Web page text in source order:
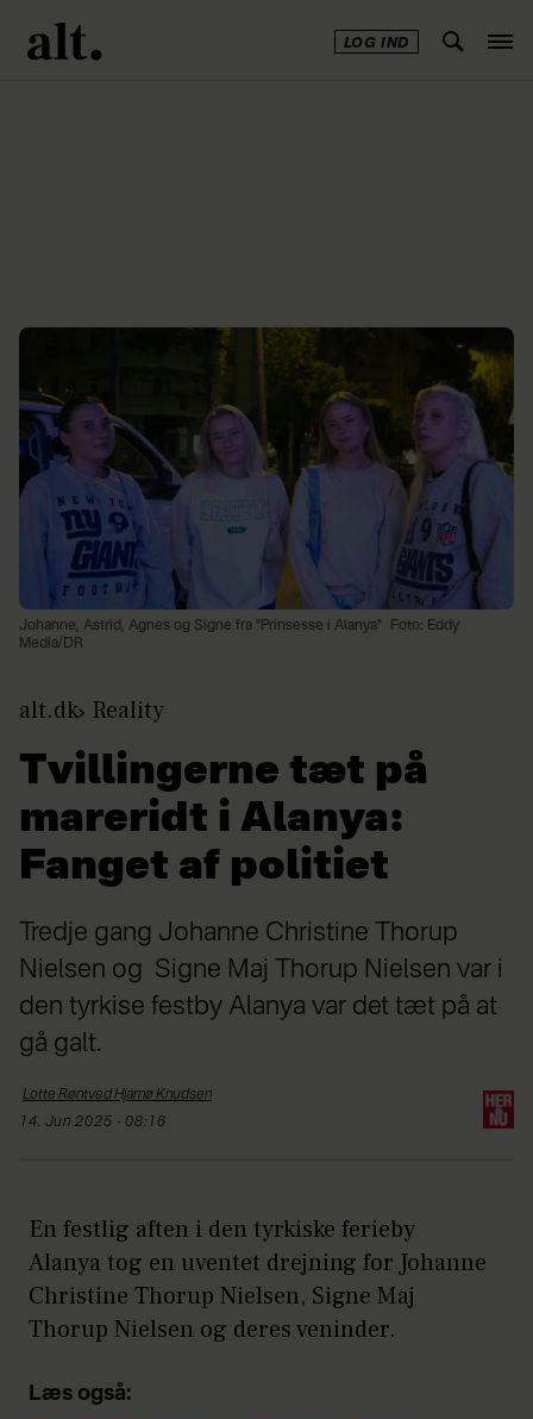
LOG IND
Johanne, Astrid, Agnes og Signe fra "Prinsesse i Alanya"
Foto: Eddy
Media/DR
alt.dk Reality
Tvillingerne tæt på
mareridt i Alanya:
Fanget af politiet
Tredje gang Johanne Christine Thorup
Nielsen og Signe Maj Thorup Nielsen var i
den tyrkise festby Alanya var det tæt på at
gå galt.
Lotte Røntved HjarnøKnudsen
14. Jun 2025 - 08:16
En festlig aften i den tyrkiske ferieby
Alanya tog en uventet drejning for Johanne
Christine Thorup Nielsen, Signe Maj
Thorup Nielsen og deres veninder.
Læs også: